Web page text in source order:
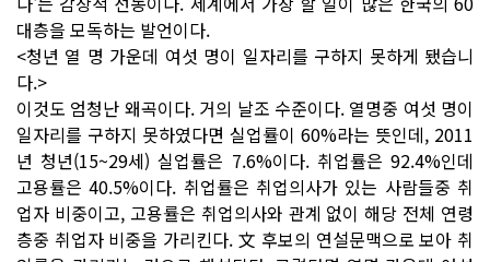
대층을 모독하는 발언이다.
<청년 열 명 가운데 여섯 명이 일자리를 구하지 못하게 됐습니
다.>
이것도 엄청난 왜곡이다. 거의 날조 수준이다. 열명중 여섯 명이
일자리를 구하지 못하였다면 실업률이 60%라는 뜻인데, 2011
년 청년(15~29세) 실업률은 7.6%이다. 취업률은 92.4%인데
고용률은 40.5%이다. 취업률은 취업의사가 있는 사람들중 취
업자 비중이고, 고용률은 취업의사와 관계 없이 해당 전체 연령
층중 취업자 비중을 가리킨다. 文 후보의 연설문맥으로 보아 취